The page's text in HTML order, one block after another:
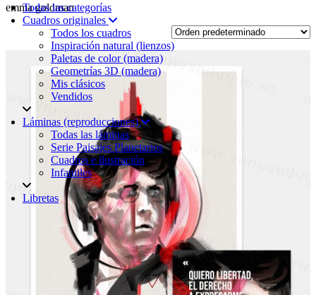
Todas las categorías
Cuadros originales
Todos los cuadros
Inspiración natural (lienzos)
Paletas de color (madera)
Geometrías 3D (madera)
Mis clásicos
Vendidos
Láminas (reproducciones)
Todas las láminas
Serie Paisajes Planetarios
Cuadros e ilustración
Infantiles
Libretas
emma goldman